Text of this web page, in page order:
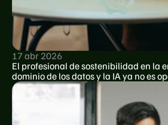
17 abr 2026
El profesional de sostenibilidad en la
dominio de los datos y la IA ya no es